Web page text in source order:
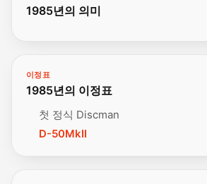
1985년의 의미
이정표
1985년의 이정표
첫 정식 Discman
D-50MkII